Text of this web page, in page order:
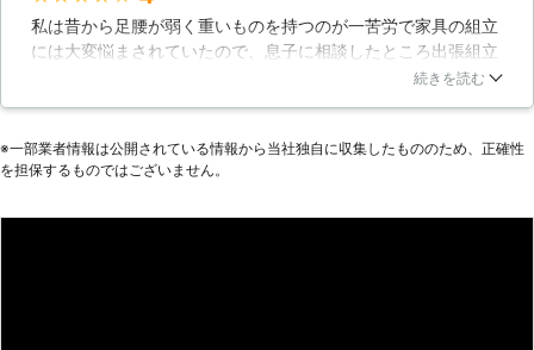
客様に代わって家具を組み立て、指定
された場所に家具移動することも出来
ますので、お客様は私共にご指示くだ
さるだけで構いません。もし、家具購
を覚えていたり、現在お困りでした
私は昔から足腰が弱く重いものを持つのが一苦労で家具の組立
には大変悩まされていたので、息子に相談したところ出張組立
サービスを紹介してもらい依頼することにしました。業者の方
のように足腰が弱い方にはお勧めですしややこしい組立家具な
ども迅速に対応し組み立てていただけるので皆様も満足がいく
続きを読む
※⼀部業者情報は公開されている情報から当社独⾃に収集したもののため、正確性
を担保するものではございません。